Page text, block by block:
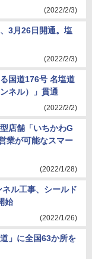
(2022/2/3)
3月26日開通。塩
(2022/2/3)
国道176号 名塩道
ネル）」貫通
(2022/2/2)
店舗「いちかわG
業が可能なスマー
(2022/1/28)
ル工事、シールド
始
(2022/1/26)
」に全国63か所を